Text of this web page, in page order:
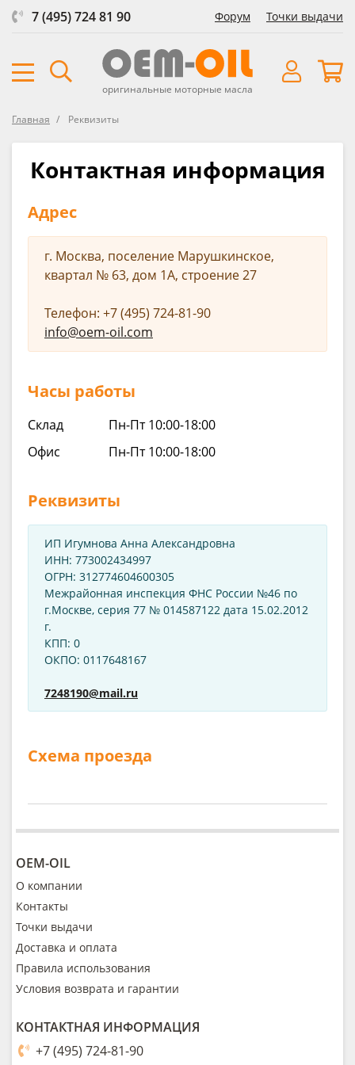
7 (495) 724 81 90 Форум Точки выдачи
оригинальные моторные масла
Главная Реквизиты
Контактная информация
Адрес
г. Москва, поселение Марушкинское,
квартал № 63, дом 1А, строение 27
Телефон: +7 (495) 724-81-90
info@oem-oil.com
Часы работы
Склад
Пн-Пт 10:00-18:00
Офис
Пн-Пт 10:00-18:00
Реквизиты
ИП Игумнова Анна Александровна
ИНН: 773002434997
ОГРН: 312774604600305
Межрайонная инспекция ФНС России №46 по
г.Москве, серия 77 № 014587122 дата 15.02.2012
г.
КПП: 0
ОКПО: 0117648167
7248190@mail.ru
Схема проезда
OEM-OIL
О компании
Контакты
Точки выдачи
Доставка и оплата
Правила использования
Условия возврата и гарантии
КОНТАКТНАЯ ИНФОРМАЦИЯ
+7 (495) 724-81-90